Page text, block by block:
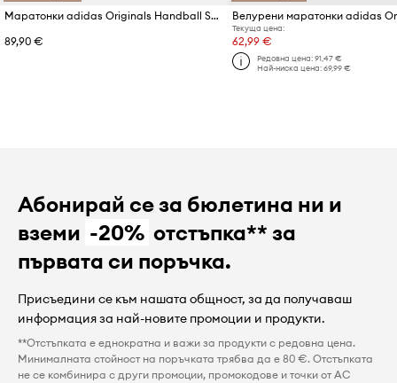
Маратонки adidas Originals Handball Spezial
89,90 €
Текуща цена:
62,99 €
Редовна цена:91,47 €
Най-ниска цена:69,99 €
Абонирай се за бюлетина ни и
вземи -20% отстъпка** за
първата си поръчка.
Присъедини се към нашата общност, за да получаваш
информация за най-новите промоции и продукти.
**Отстъпката е еднократна и важи за продукти с редовна цена.
Минималната стойност на поръчката трябва да е 80 €. Отстъпката
не се комбинира с други промоции, промокодове и точки от AC